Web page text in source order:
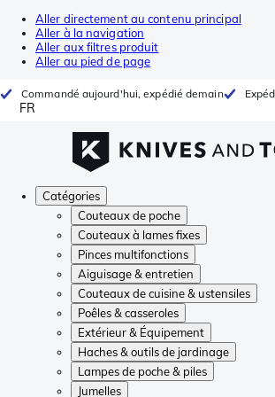
Aller directement au contenu principal
Aller à la navigation
Aller aux filtres produit
Aller au pied de page
Commandé aujourd'hui, expédié demain
FR
Catégories
Couteaux de poche
Couteaux à lames fixes
Pinces multifonctions
Aiguisage & entretien
Couteaux de cuisine & ustensiles
Poêles & casseroles
Extérieur & Équipement
Haches & outils de jardinage
Lampes de poche & piles
Jumelles